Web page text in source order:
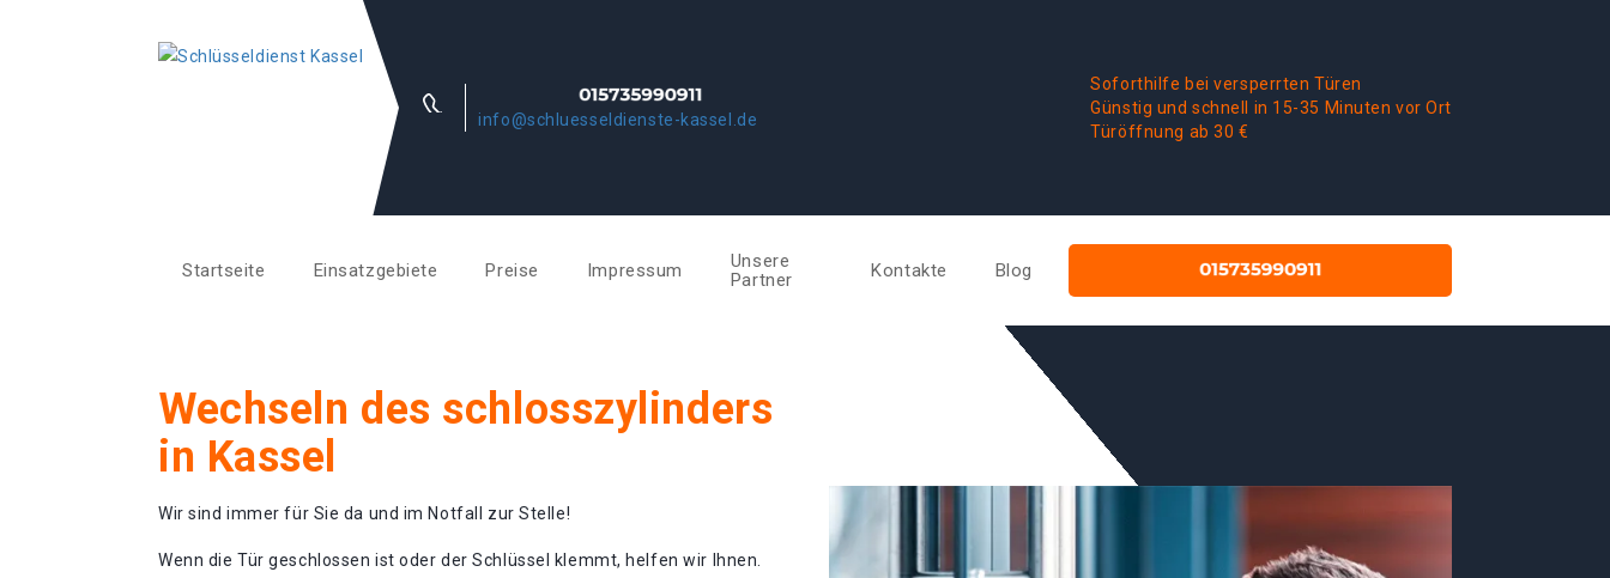
info@schluesseldienste-kassel.de
Soforthilfe bei versperrten Türen
Günstig und schnell in 15-35 Minuten vor Ort
Türöffnung ab 30 €
Startseite Einsatzgebiete Preise Impressum
Unsere
Partner
Kontakte Blog
Wechseln des schlosszylinders
in Kassel
Wir sind immer für Sie da und im Notfall zur Stelle!
Wenn die Tür geschlossen ist oder der Schlüssel klemmt, helfen wir Ihnen.